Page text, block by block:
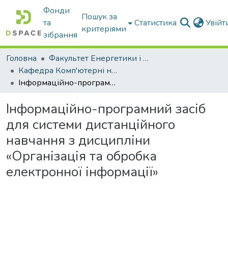
Фонди
та
зібрання
Пошук за
критеріями
Статистика
Головна
Факультет Енергетики і комп'ютерних технологій
Кафедра Комп'ютерні науки
Інформаційно-програмний засіб для системи дистанційного навчання з дисципліни «Організація та обробка електронної інформації»
Інформаційно-програмний засіб
для системи дистанційного
навчання з дисципліни
«Організація та обробка
електронної інформації»